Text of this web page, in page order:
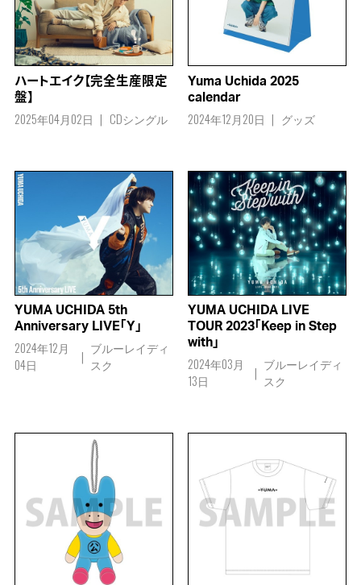
ハートエイク【完全生産限定
盤】
2025年04月02日 CDシングル
Yuma Uchida 2025
calendar
2024年12月20日 グッズ
YUMA UCHIDA 5th
Anniversary LIVE「Y」
2024年12月
04日
ブルーレイディ
スク
YUMA UCHIDA LIVE
TOUR 2023「Keep in Step
with」
2024年03月
13日
ブルーレイディ
スク